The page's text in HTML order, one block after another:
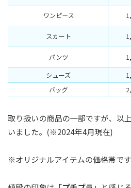
ワンピース
スカート
パンツ
シューズ
バッグ
取り扱いの商品の一部ですが、以
いました。(※2024年4月現在)
※オリジナルアイテムの価格帯です